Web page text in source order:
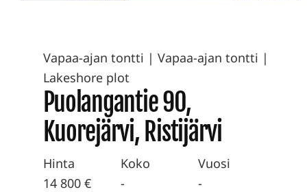
Vapaa-ajan tontti |Vapaa-ajan tontti |
Lakeshore plot
Puolangantie 90,
Kuorejärvi, Ristijärvi
Hinta
14 800 €
Koko
-
Vuosi
-